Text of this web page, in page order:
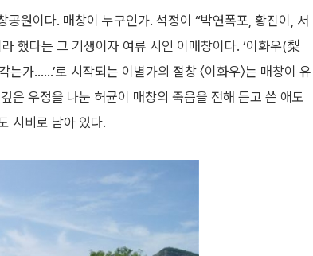
원이다. 매창이 누구인가. 석정이 “박연폭포, 황진이, 서
했다는 그 기생이자 여류 시인 이매창이다. ‘이화우(梨
가……’로 시작되는 이별가의 절창 〈이화우〉는 매창이 유
은 우정을 나눈 허균이 매창의 죽음을 전해 듣고 쓴 애도
시비로 남아 있다.